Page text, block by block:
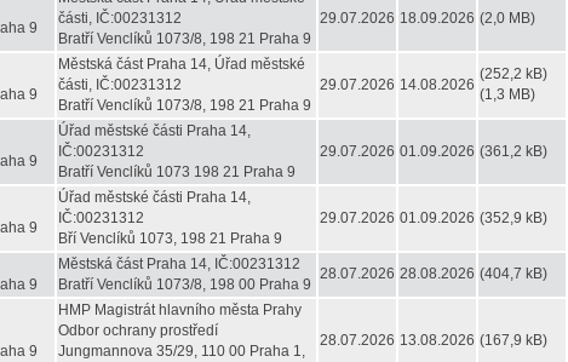
9
části, IČ:00231312
Bratří Venclíků 1073/8, 198 21 Praha 9
29.07.2026 18.09.2026 (2,0 MB)
9
Městská část Praha 14, Úřad městské
části, IČ:00231312
Bratří Venclíků 1073/8, 198 21 Praha 9
29.07.2026 14.08.2026
(252,2 kB)
(1,3 MB)
9
Úřad městské části Praha 14,
IČ:00231312
Bratří Venclíků 1073 198 21 Praha 9
29.07.2026 01.09.2026 (361,2 kB)
9
Úřad městské části Praha 14,
IČ:00231312
Bří Venclíků 1073, 198 21 Praha 9
29.07.2026 01.09.2026 (352,9 kB)
9
Městská část Praha 14, IČ:00231312
Bratří Venclíků 1073/8, 198 00 Praha 9
28.07.2026 28.08.2026 (404,7 kB)
9
HMP Magistrát hlavního města Prahy
Odbor ochrany prostředí
Jungmannova 35/29, 110 00 Praha 1,
28.07.2026 13.08.2026 (167,9 kB)